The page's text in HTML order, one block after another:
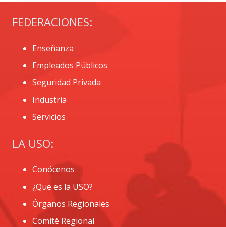
FEDERACIONES:
Enseñanza
Empleados Públicos
Seguridad Privada
Industria
Servicios
LA USO:
Conócenos
¿Que es la USO?
Órganos Regionales
Comité Regional